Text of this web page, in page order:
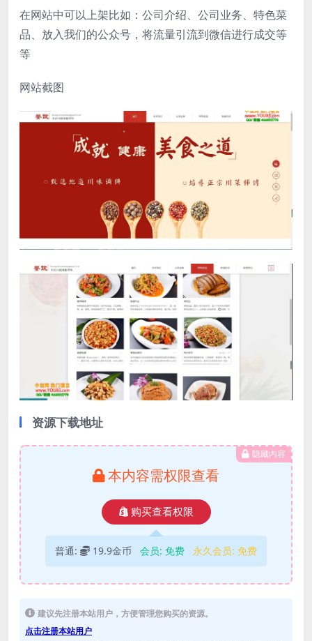
在网站中可以上架比如：公司介绍、公司业务、特色菜
品、放入我们的公众号，将流量引流到微信进行成交等
等
网站截图
资源下载地址
隐藏内容
本内容需权限查看
购买查看权限
普通: 19.9金币 会员: 免费 永久会员: 免费
建议先注册本站用户，方便管理您购买的资源。
点击注册本站用户